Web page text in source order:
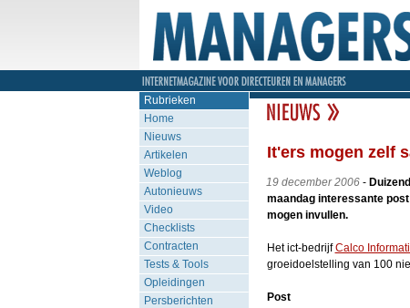
Rubrieken
Home
Nieuws
Artikelen
Weblog
Autonieuws
Video
Checklists
Contracten
Tests & Tools
Opleidingen
Persberichten
It'ers mogen zelf
19 december 2006-
maandag interessante
mogen invullen.
Het ict-bedrijfCalco
groeidoelstelling van 100
Post